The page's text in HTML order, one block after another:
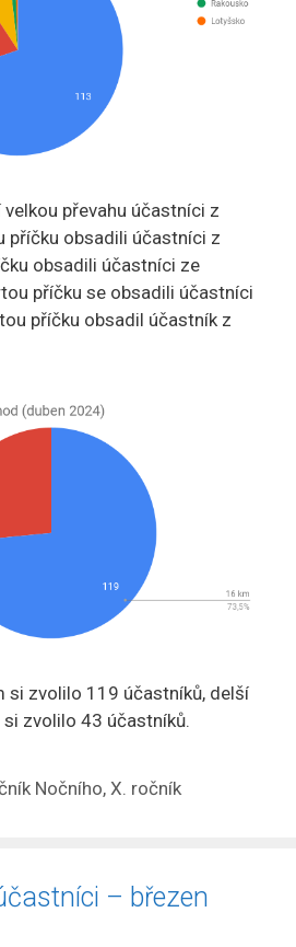
převahu účastníci z
příčku obsadili účastníci z
obsadili účastníci ze
příčku se obsadili účastníci
příčku obsadil účastník z
si zvolilo 119 účastníků, delší
zvolilo 43 účastníků.
Nočního, X. ročník
– březen